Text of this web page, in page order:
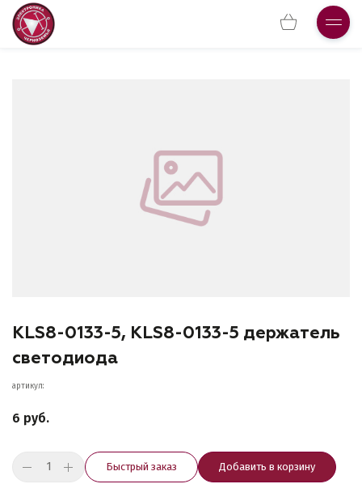
KLS8-0133-5, KLS8-0133-5 держатель
светодиода
артикул:
6 руб.
Добавить в корзину
Быстрый заказ